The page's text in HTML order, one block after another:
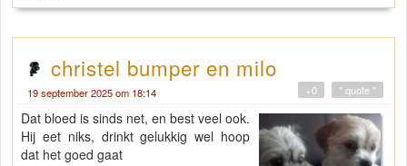
christel bumper en milo
19 september 2025 om 18:14 " quote "
+0
Dat bloed is sinds net, en best veel ook.
Hij eet niks, drinkt gelukkig wel hoop
dat het goed gaat